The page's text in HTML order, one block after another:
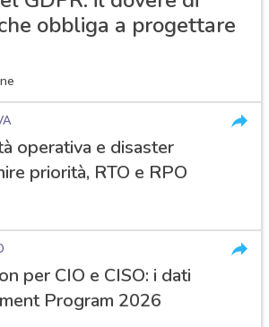
obbliga a progettare
operativa e disaster
priorità, RTO e RPO
per CIO e CISO: i dati
Program 2026